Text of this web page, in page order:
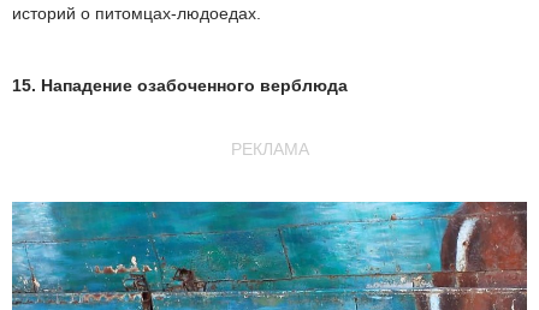
историй о питомцах-людоедах.
15. Нападение озабоченного верблюда
РЕКЛАМА